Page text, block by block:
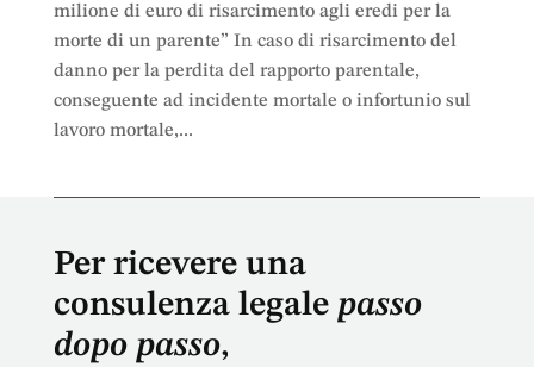
milione di euro di risarcimento agli eredi per la
morte di un parente” In caso di risarcimento del
danno per la perdita del rapporto parentale,
conseguente ad incidente mortale o infortunio sul
lavoro mortale,...
Per ricevere una
consulenza legale passo
dopo passo,